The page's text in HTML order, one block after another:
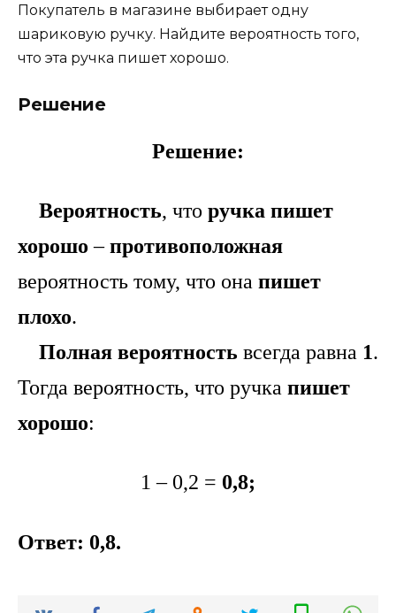
Покупатель в магазине выбирает одну
шариковую ручку. Найдите вероятность того,
что эта ручка пишет хорошо.
Решение
Решение:
Вероятность, что ручка пишет
хорошо –противоположная
вероятность тому, что она пишет
плохо.
Полная вероятность всегда равна 1.
Тогда вероятность, что ручка пишет
хорошо:
1 – 0,2 = 0,8;
Ответ: 0,8.